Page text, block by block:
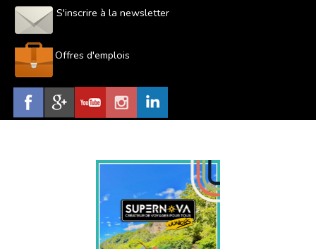
S'inscrire à la newsletter
Offres d'emplois